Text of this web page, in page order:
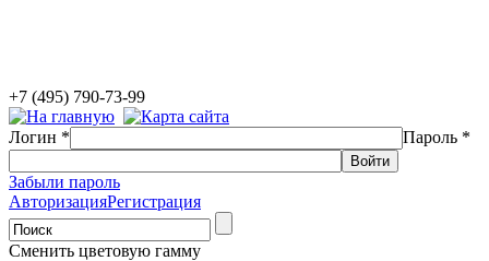
+7 (495) 790-73-99
Логин * Пароль *
Забыли пароль
АвторизацияРегистрация
Сменить цветовую гамму